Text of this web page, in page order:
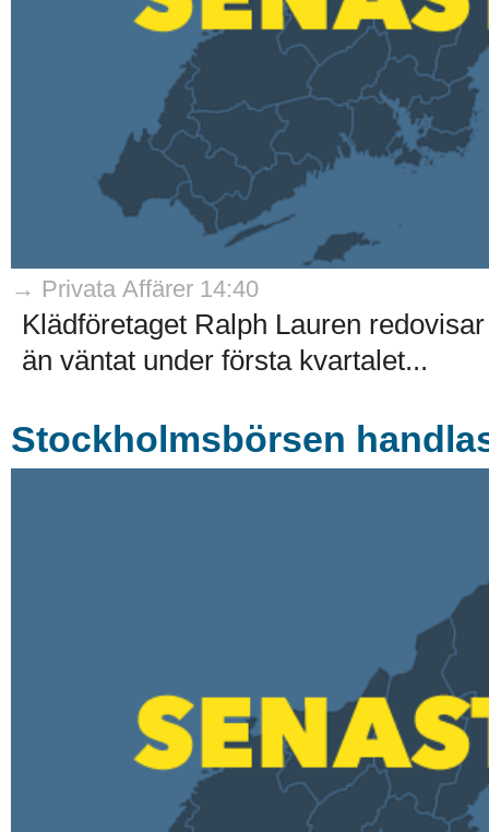
→ Privata Affärer 14:40
Klädföretaget Ralph Lauren
än väntat under första kvartalet...
Stockholmsbörsen